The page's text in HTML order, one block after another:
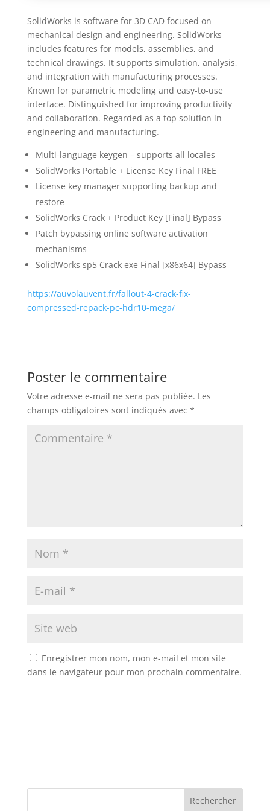
SolidWorks is software for 3D CAD focused on
mechanical design and engineering. SolidWorks
includes features for models, assemblies, and
technical drawings. It supports simulation, analysis,
and integration with manufacturing processes.
Known for parametric modeling and easy-to-use
interface. Distinguished for improving productivity
and collaboration. Regarded as a top solution in
engineering and manufacturing.
Multi-language keygen – supports all locales
SolidWorks Portable + License Key Final FREE
License key manager supporting backup and
restore
SolidWorks Crack + Product Key [Final] Bypass
Patch bypassing online software activation
mechanisms
SolidWorks sp5 Crack exe Final [x86x64] Bypass
https://auvolauvent.fr/fallout-4-crack-fix-
compressed-repack-pc-hdr10-mega/
Poster le commentaire
Votre adresse e-mail ne sera pas publiée. Les
champs obligatoires sont indiqués avec *
Enregistrer mon nom, mon e-mail et mon site
dans le navigateur pour mon prochain commentaire.